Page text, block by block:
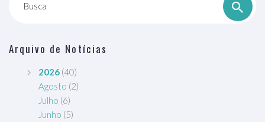
Busca
Arquivo de Notícias
2026 (40)
Agosto (2)
Julho (6)
Junho (5)